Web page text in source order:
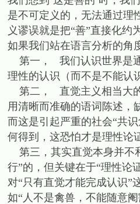
是不可定义的，无法通过理
义谬误就是把“善”直接化约
如果我们站在语言分析的角
第一， 我们认识世界是通
理性的认识（而不是不能认
第二， 直觉主义相当大的
用清晰而准确的语词陈述，
而这是引起严重的社会“共
何得到，这恐怕才是理性论
第三，其实直觉本身并不
行”的，但关键在于“理性论
对“只有直觉才能完成认识”
如“人不是禽兽，不能随意